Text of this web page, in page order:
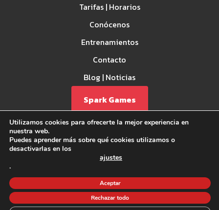
Tarifas | Horarios
Conócenos
Entrenamientos
Contacto
Blog | Noticias
Spark Games
Política de privacidad
Política de Cookies
Utilizamos cookies para ofrecerte la mejor experiencia en
nuestra web.
Puedes aprender más sobre qué cookies utilizamos o
desactivarlas en los
ajustes
.
Aceptar
Rechazar todo